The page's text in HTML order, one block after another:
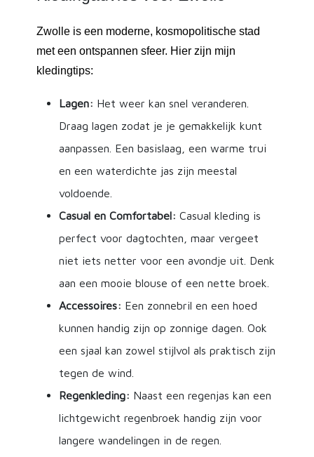
Zwolle is een moderne, kosmopolitische stad
met een ontspannen sfeer. Hier zijn mijn
kledingtips:
Lagen: Het weer kan snel veranderen.
Draag lagen zodat je je gemakkelijk kunt
aanpassen. Een basislaag, een warme trui
en een waterdichte jas zijn meestal
voldoende.
Casual en Comfortabel: Casual kleding is
perfect voor dagtochten, maar vergeet
niet iets netter voor een avondje uit. Denk
aan een mooie blouse of een nette broek.
Accessoires: Een zonnebril en een hoed
kunnen handig zijn op zonnige dagen. Ook
een sjaal kan zowel stijlvol als praktisch zijn
tegen de wind.
Regenkleding: Naast een regenjas kan een
lichtgewicht regenbroek handig zijn voor
langere wandelingen in de regen.